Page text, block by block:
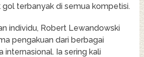
terbanyak di semua kompetisi.
individu, Robert Lewandowski
pengakuan dari berbagai
internasional. Ia sering kali